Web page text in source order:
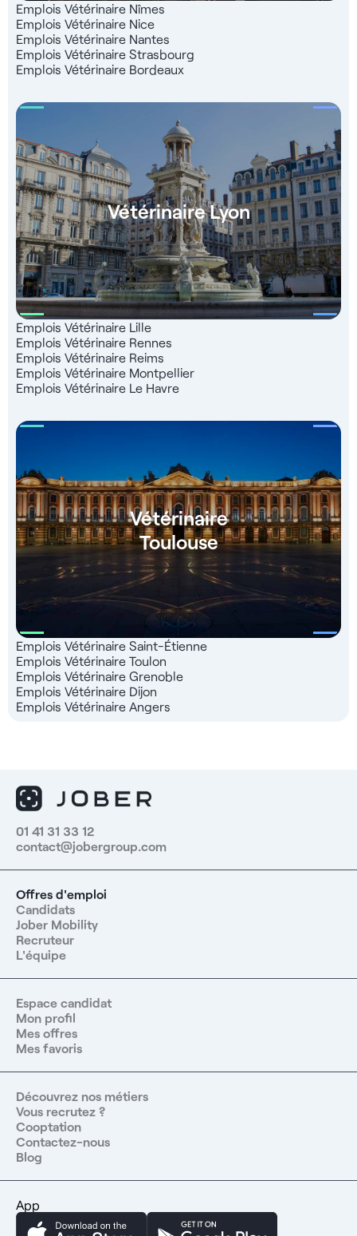
Emplois Vétérinaire Nîmes
Emplois Vétérinaire Nice
Emplois Vétérinaire Nantes
Emplois Vétérinaire Strasbourg
Emplois Vétérinaire Bordeaux
Vétérinaire Lyon
Emplois Vétérinaire Lille
Emplois Vétérinaire Rennes
Emplois Vétérinaire Reims
Emplois Vétérinaire Montpellier
Emplois Vétérinaire Le Havre
Vétérinaire
Toulouse
Emplois Vétérinaire Saint-Étienne
Emplois Vétérinaire Toulon
Emplois Vétérinaire Grenoble
Emplois Vétérinaire Dijon
Emplois Vétérinaire Angers
01 41 31 33 12
contact@jobergroup.com
Offres d'emploi
Candidats
Jober Mobility
Recruteur
L'équipe
Espace candidat
Mon profil
Mes offres
Mes favoris
Découvrez nos métiers
Vous recrutez ?
Cooptation
Contactez-nous
Blog
App